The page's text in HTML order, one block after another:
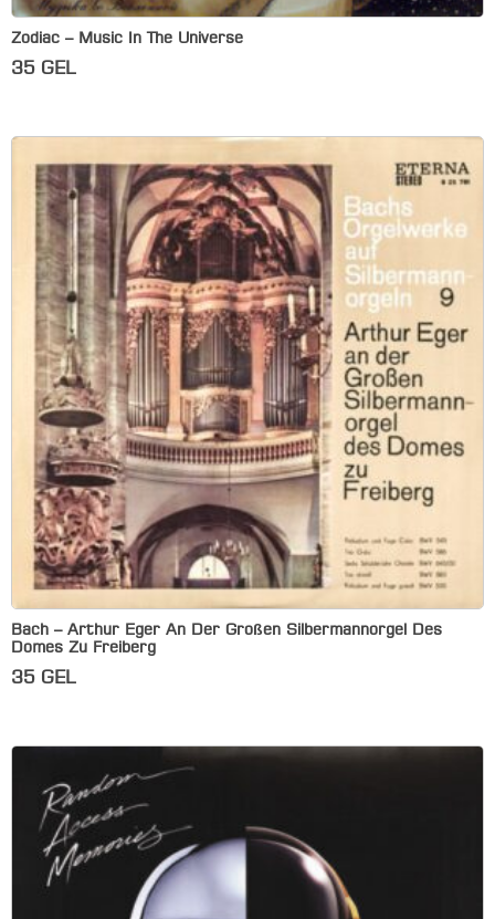
Zodiac – Music In The Universe
35 GEL
Bach – Arthur Eger An Der Großen Silbermannorgel Des
Domes Zu Freiberg
35 GEL